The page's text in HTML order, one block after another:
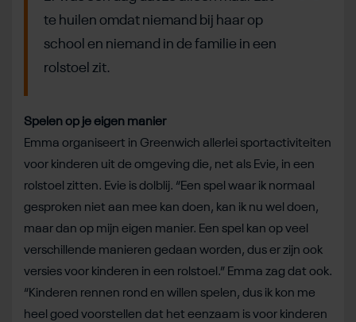
te huilen omdat niemand bij haar op
school en niemand in de familie in een
rolstoel zit.
Spelen op je eigen manier
Emma organiseert in Greenwich allerlei sportactiviteiten
voor kinderen uit de omgeving die, net als Evie, in een
rolstoel zitten. Evie is dolblij. “Een spel waar ik normaal
gesproken niet aan mee kan doen, kan ik nu wel doen,
maar dan op mijn eigen manier. Een spel kan op veel
verschillende manieren gedaan worden, dus er zijn ook
versies voor kinderen in een rolstoel.” Emma zag dat ook.
“Kinderen rennen rond en willen spelen, dus ik kon me
heel goed voorstellen dat het eenzaam is voor kinderen